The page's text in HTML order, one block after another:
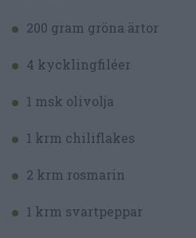
200 gram gröna ärtor
4 kycklingfiléer
1 msk olivolja
1 krm chiliflakes
2 krm rosmarin
1 krm svartpeppar